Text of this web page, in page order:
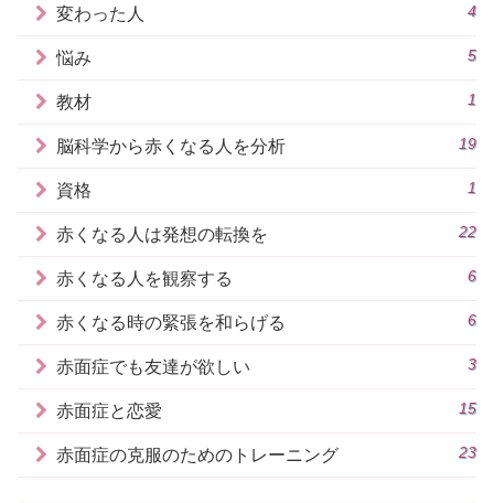
変わった人 4
悩み 5
教材 1
脳科学から赤くなる人を分析 19
資格 1
赤くなる人は発想の転換を 22
赤くなる人を観察する 6
赤くなる時の緊張を和らげる 6
赤面症でも友達が欲しい 3
赤面症と恋愛 15
赤面症の克服のためのトレーニング 23